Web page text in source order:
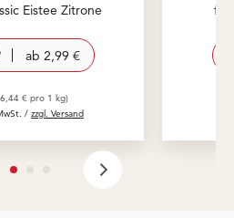
Eistee Zitrone
view product
ab 2,99 €
€ pro 1 kg)
/ zzgl. Versand